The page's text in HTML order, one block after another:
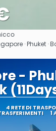
Vedere
· Phuket ·
-
4 RETE DI
1